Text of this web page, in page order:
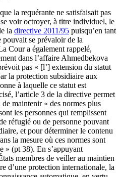
la requérante ne satisfaisait pas
voir octroyer, à titre individuel, le
la directive 2011/95 puisqu’en tant
pouvait se prévaloir de la
Cour a également rappelé,
dans l’affaire Ahmedbekova
pas « [l’] extension du statut
la protection subsidiaire aux
à laquelle ce statut est
l’article 3 de la directive permet
maintenir « des normes plus
les personnes qui remplissent
réfugié ou de personne pouvant
et pour déterminer le contenu
la mesure où ces normes sont
» (pt 38). En s’appuyant
membres de veiller au maintien
d’une protection internationale, la